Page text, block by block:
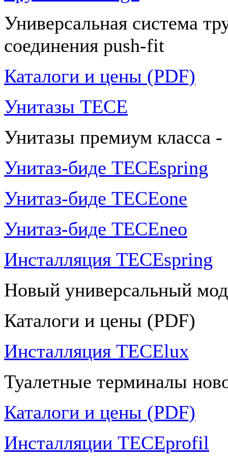
Универсальная система
соединения push-fit
Каталоги и цены (PDF)
Унитазы TECE
Унитазы премиум класса -
Унитаз-биде TECEspring
Унитаз-биде TECEone
Унитаз-биде TECEneo
Инсталляция TECEspring
Новый универсальный
Каталоги и цены (PDF)
Инсталляция TECElux
Туалетные терминалы
Каталоги и цены (PDF)
Инсталляции TECEprofil